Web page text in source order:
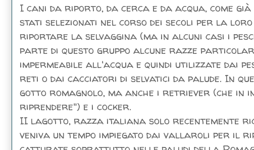
I cani da riporto, da cerca e da acqua, come
stati selezionati nel corso dei secoli per la
riportare la selvaggina (ma in alcuni casi i
parte di questo gruppo alcune razze
impermeabile all'acqua e quindi utilizzate dai
reti o dai cacciatori di selvatici da palude. In
gotto romagnolo, ma anche i retriever (che
riprendere") e i cocker.
II lagotto, razza italiana solo recentemente
veniva un tempo impiegato dai vallaroli per il